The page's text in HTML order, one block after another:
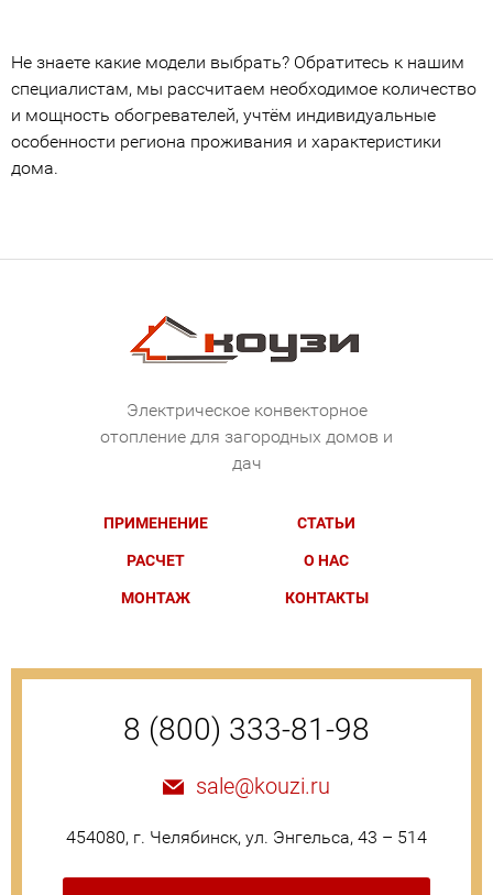
Не знаете какие модели выбрать? Обратитесь к нашим
специалистам, мы рассчитаем необходимое количество
и мощность обогревателей, учтём индивидуальные
особенности региона проживания и характеристики
дома.
Электрическое конвекторное
отопление для загородных домов и
дач
ПРИМЕНЕНИЕ
РАСЧЕТ
МОНТАЖ
СТАТЬИ
О НАС
КОНТАКТЫ
8 (800) 333-81-98
sale@kouzi.ru
454080, г. Челябинск, ул. Энгельса, 43 – 514